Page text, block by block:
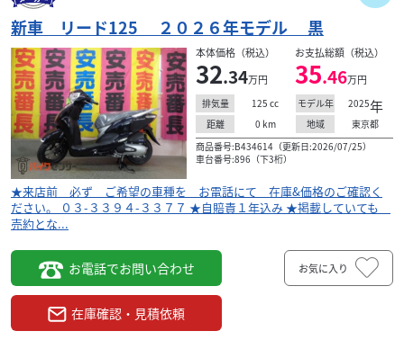
新車 リード125 ２０２６年モデル 黒
本体価格（税込）
32.34万円
お支払総額（税込）
35.46万円
排気量 125 cc モデル年 2025年
距離 0 km 地域
東京都
商品番号:B434614（更新日:2026/07/25）
車台番号:896（下3桁）
★来店前 必ず ご希望の車種を お電話にて 在庫&価格のご確認く
ださい。 ０３-３３９４-３３７７ ★自賠責１年込み ★掲載していても
売約とな...
お電話でお問い合わせ
在庫確認・見積依頼
お気に入り